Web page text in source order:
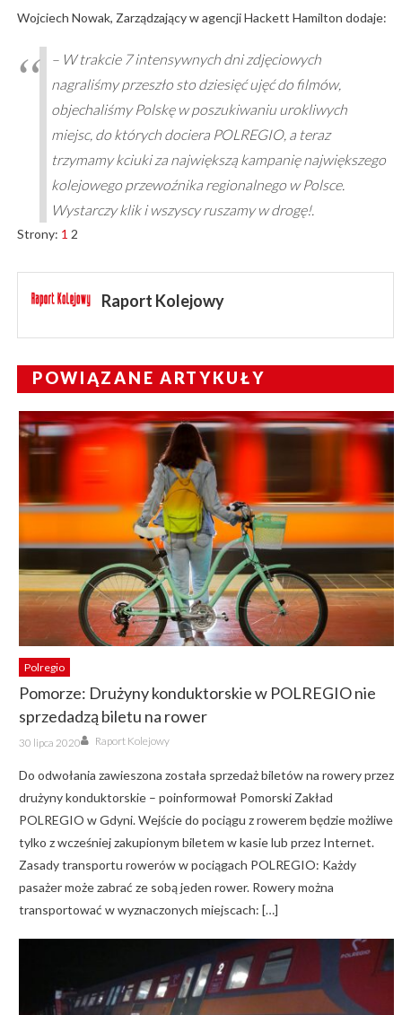
Wojciech Nowak, Zarządzający w agencji Hackett Hamilton dodaje:
– W trakcie 7 intensywnych dni zdjęciowych
nagraliśmy przeszło sto dziesięć ujęć do filmów,
objechaliśmy Polskę w poszukiwaniu urokliwych
miejsc, do których dociera POLREGIO, a teraz
trzymamy kciuki za największą kampanię największego
kolejowego przewoźnika regionalnego w Polsce.
Wystarczy klik i wszyscy ruszamy w drogę!.
Strony: 1 2
Raport Kolejowy
POWIĄZANE ARTYKUŁY
Polregio
Pomorze: Drużyny konduktorskie w POLREGIO nie
sprzedadzą biletu na rower
Posted
on
30 lipca 2020 Author
Raport Kolejowy
Do odwołania zawieszona została sprzedaż biletów na rowery przez
drużyny konduktorskie – poinformował Pomorski Zakład
POLREGIO w Gdyni. Wejście do pociągu z rowerem będzie możliwe
tylko z wcześniej zakupionym biletem w kasie lub przez Internet.
Zasady transportu rowerów w pociągach POLREGIO: Każdy
pasażer może zabrać ze sobą jeden rower. Rowery można
transportować w wyznaczonych miejscach: […]